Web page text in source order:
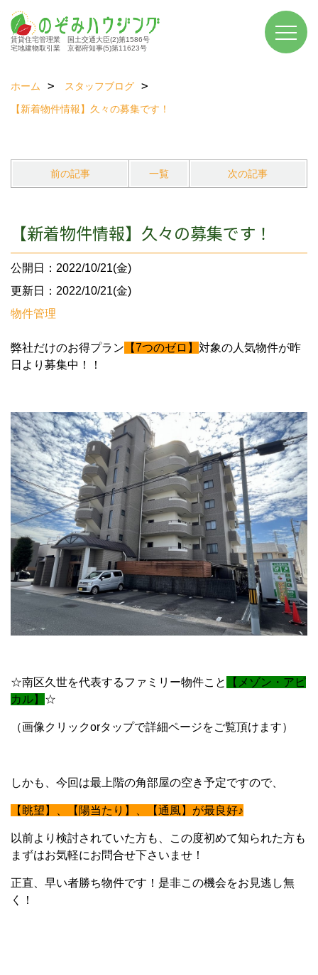
賃貸住宅管理業 国土交通大臣(2)第1586号
宅地建物取引業 京都府知事(5)第11623号
ホーム
スタッフブログ
【新着物件情報】久々の募集です！
前の記事 一覧 次の記事
【新着物件情報】久々の募集です！
公開日：2022/10/21(金)
更新日：2022/10/21(金)
物件管理
弊社だけのお得プラン 【7つのゼロ】 対象の人気物件が昨
日より募集中！！
☆南区久世を代表するファミリー物件こと
【メゾン・アピ
カル】 ☆
（画像クリックorタップで詳細ページをご覧頂けます）
しかも、今回は最上階の角部屋の空き予定ですので、
【眺望】、【陽当たり】、【通風】が最良好♪
以前より検討されていた方も、この度初めて知られた方も
まずはお気軽にお問合せ下さいませ！
正直、早い者勝ち物件です！是非この機会をお見逃し無
く！